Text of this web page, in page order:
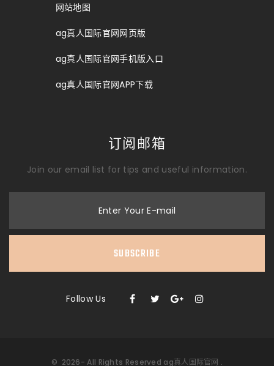
网站地图
ag真人国际官网网页版
ag真人国际官网手机版入口
ag真人国际官网APP下载
订阅邮箱
Join our email list for tips and useful information.
Enter Your E-mail
SUBSCRIBE
Follow Us
© 2026- All Rights Reserved ag真人国际官网 .